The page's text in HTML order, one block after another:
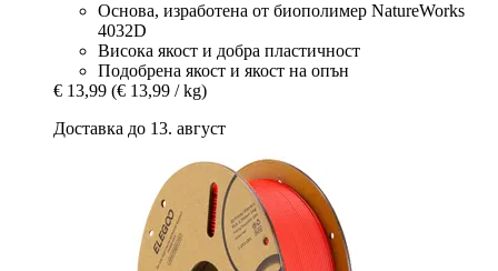
Основа, изработена от биополимер NatureWorks
4032D
Висока якост и добра пластичност
Подобрена якост и якост на опън
€ 13,99 (€ 13,99 / kg)
Доставка до 13. август